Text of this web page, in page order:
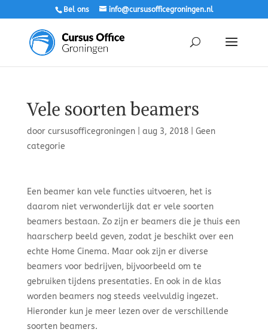
Bel ons info@cursusofficegroningen.nl
Vele soorten beamers
door cursusofficegroningen| aug 3, 2018| Geen
categorie
Een beamer kan vele functies uitvoeren, het is
daarom niet verwonderlijk dat er vele soorten
beamers bestaan. Zo zijn er beamers die je thuis een
haarscherp beeld geven, zodat je beschikt over een
echte Home Cinema. Maar ook zijn er diverse
beamers voor bedrijven, bijvoorbeeld om te
gebruiken tijdens presentaties. En ook in de klas
worden beamers nog steeds veelvuldig ingezet.
Hieronder kun je meer lezen over de verschillende
soorten beamers.